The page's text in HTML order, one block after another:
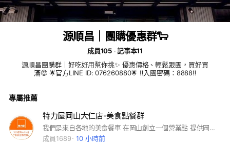
源順昌｜團購優惠群🐑
成員105
記事本11
源順昌團購群｜好吃好用幫你挑✨ 優惠價格、輕鬆跟團，買好買
滿🤑 🌟官方LINE ID: 076260880🌟 ‼️入團密碼：8888‼️
專屬推薦
特力屋岡山大仁店-美食點餐群
我們是來自各地的美食餐車 在岡山創立一個營業點 提供岡山鄉親美味的美食
成員1689
10 小時前